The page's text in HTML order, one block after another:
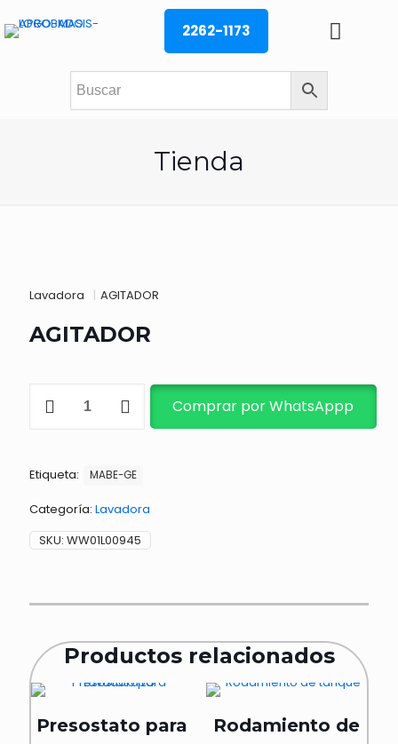
2262-1173
Tienda
Lavadora | AGITADOR
AGITADOR
cantidad
Comprar por WhatsAppp
Etiqueta: MABE-GE
Categoría: Lavadora
SKU: WW01L00945
Productos relacionados
Presostato para
Rodamiento de